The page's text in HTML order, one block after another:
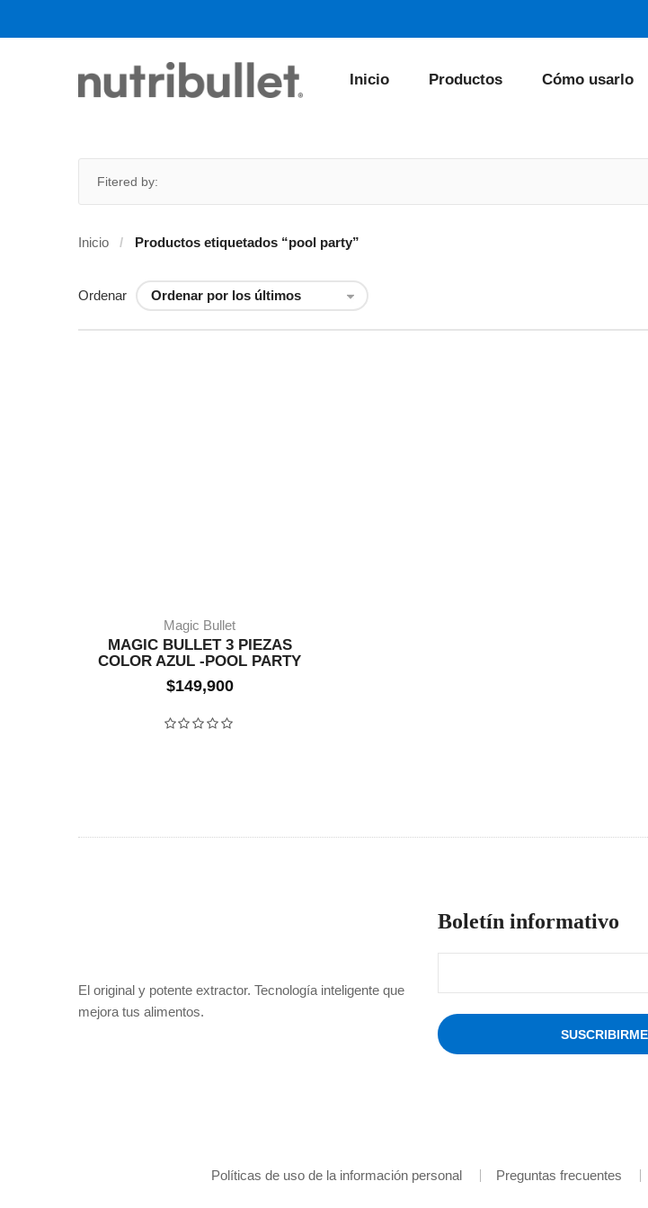
Inicio Productos Cómo usarlo
Fitered by:
Inicio Productos etiquetados “pool party”
Ordenar
SIN STOCK
Magic Bullet
MAGIC BULLET 3 PIEZAS
COLOR AZUL -POOL PARTY
$149,900
El original y potente extractor. Tecnología inteligente que
mejora tus alimentos.
Boletín informativo
Políticas de uso de la información personal Preguntas frecuentes